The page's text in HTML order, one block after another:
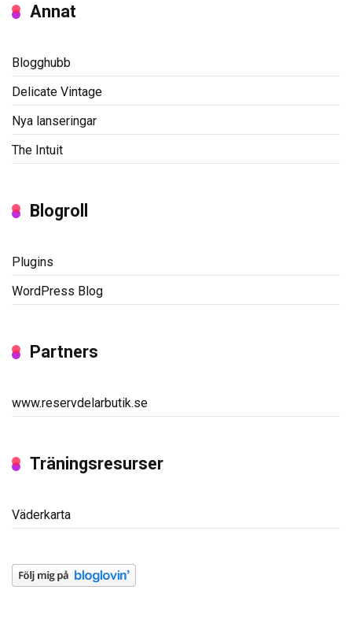
Annat
Blogghubb
Delicate Vintage
Nya lanseringar
The Intuit
Blogroll
Plugins
WordPress Blog
Partners
www.reservdelarbutik.se
Träningsresurser
Väderkarta